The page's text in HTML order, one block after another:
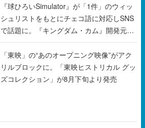
『球ひろいSimulator』が「1件」のウィッ
シュリストをもとにチェコ語に対応しSNS
で話題に。『キングダム・カム』開発元や
チェコのプロ野球選手から称賛の声
「東映」の“あのオープニング映像”がアク
リルブロックに。「東映ヒストリカル グッ
ズコレクション」が8月下旬より発売